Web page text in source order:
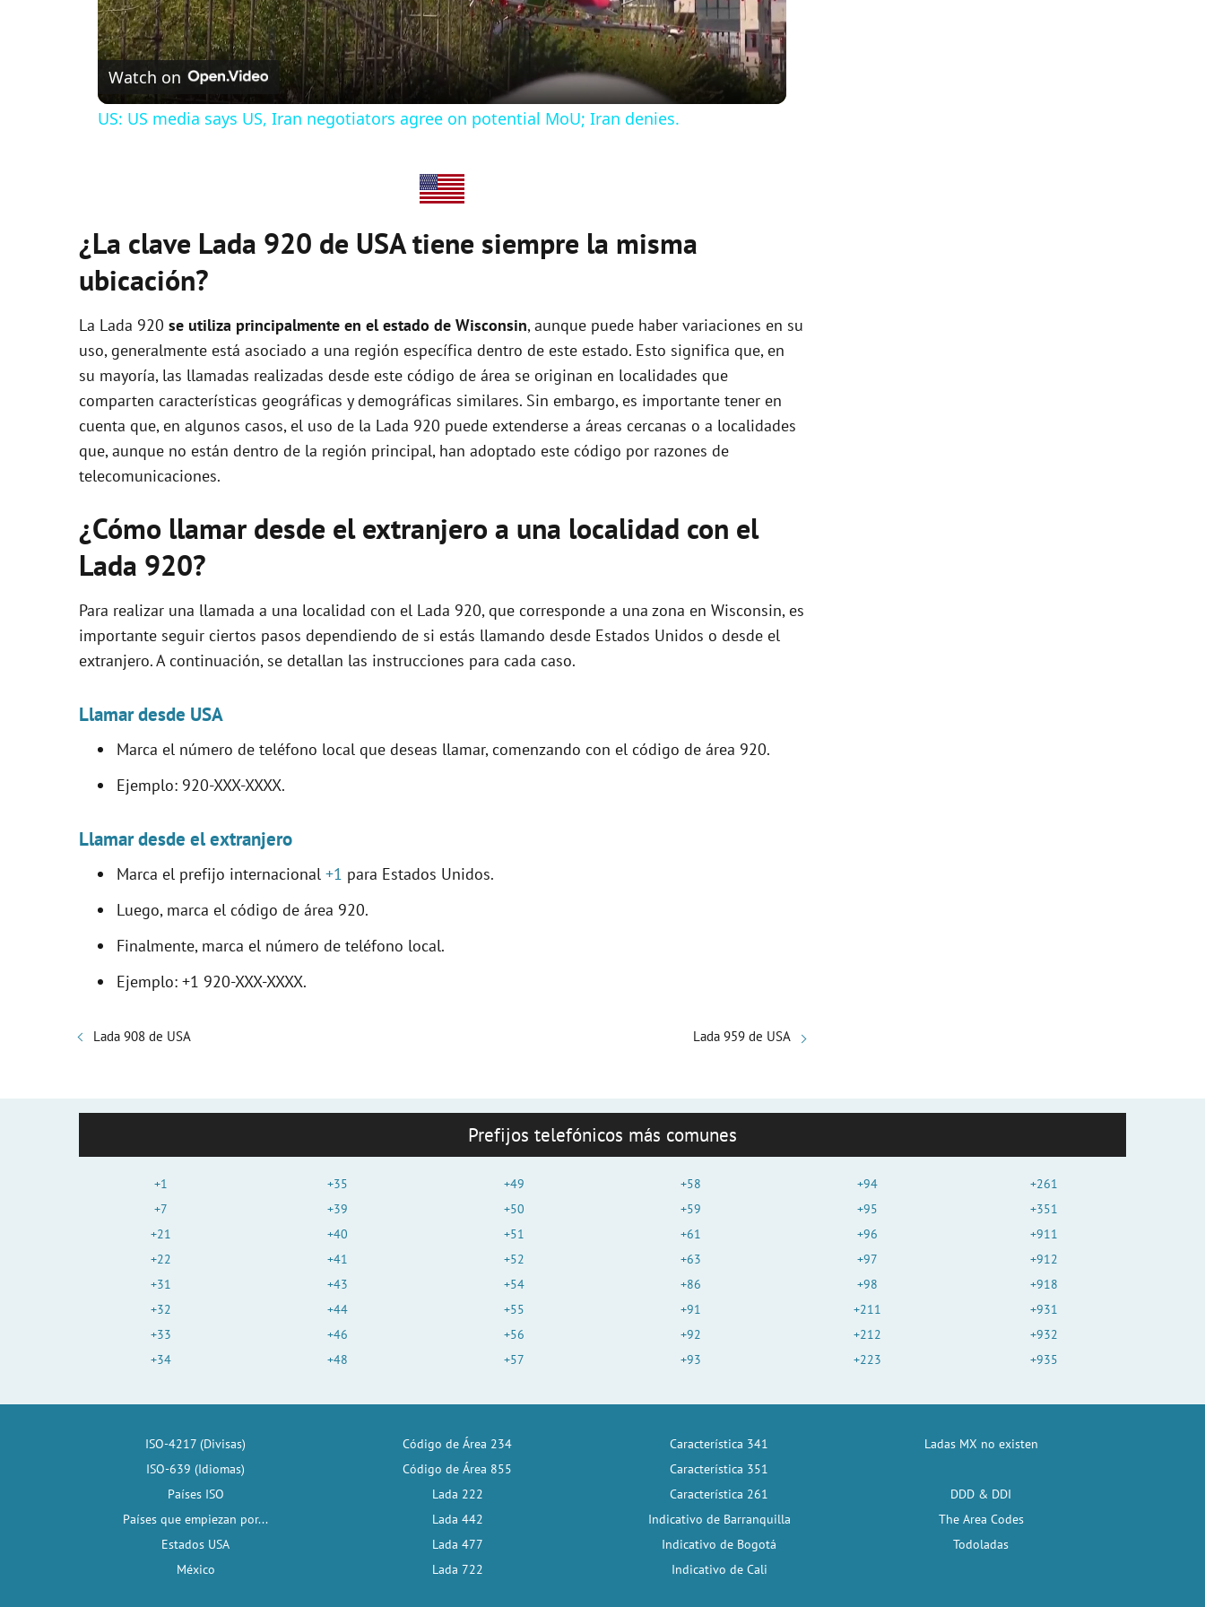
a
y
i
d
e
o
Watch on
US: US media says US, Iran negotiators agree on potential MoU; Iran denies.
¿La clave Lada 920 de USA tiene siempre la misma
ubicación?
La Lada 920 se utiliza principalmente en el estado de Wisconsin, aunque puede haber variaciones en su
uso, generalmente está asociado a una región específica dentro de este estado. Esto significa que, en
su mayoría, las llamadas realizadas desde este código de área se originan en localidades que
comparten características geográficas y demográficas similares. Sin embargo, es importante tener en
cuenta que, en algunos casos, el uso de la Lada 920 puede extenderse a áreas cercanas o a localidades
que, aunque no están dentro de la región principal, han adoptado este código por razones de
telecomunicaciones.
¿Cómo llamar desde el extranjero a una localidad con el
Lada 920?
Para realizar una llamada a una localidad con el Lada 920, que corresponde a una zona en Wisconsin, es
importante seguir ciertos pasos dependiendo de si estás llamando desde Estados Unidos o desde el
extranjero. A continuación, se detallan las instrucciones para cada caso.
Llamar desde USA
Marca el número de teléfono local que deseas llamar, comenzando con el código de área 920.
Ejemplo: 920-XXX-XXXX.
Llamar desde el extranjero
Marca el prefijo internacional +1 para Estados Unidos.
Luego, marca el código de área 920.
Finalmente, marca el número de teléfono local.
Ejemplo: +1 920-XXX-XXXX.
Lada 908 de USA Lada 959 de USA
Prefijos telefónicos más comunes
+1
+7
+21
+22
+31
+32
+33
+34
+35
+39
+40
+41
+43
+44
+46
+48
+49
+50
+51
+52
+54
+55
+56
+57
+58
+59
+61
+63
+86
+91
+92
+93
+94
+95
+96
+97
+98
+211
+212
+223
+261
+351
+911
+912
+918
+931
+932
+935
ISO-4217 (Divisas)
ISO-639 (Idiomas)
Países ISO
Países que empiezan por...
Estados USA
México
Código de Área 234
Código de Área 855
Lada 222
Lada 442
Lada 477
Lada 722
Característica 341
Característica 351
Característica 261
Indicativo de Barranquilla
Indicativo de Bogotá
Indicativo de Cali
Ladas MX no existen
DDD & DDI
The Area Codes
Todoladas